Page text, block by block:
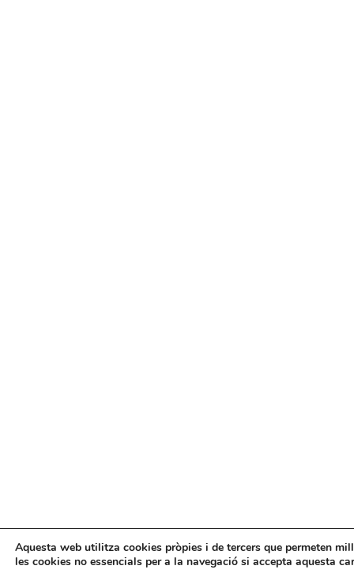
Aquesta web utilitza cookies pròpies i de tercers que permeten
les cookies no essencials per a la navegació si accepta aquesta